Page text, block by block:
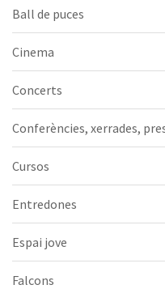
Ball de puces
Cinema
Concerts
Conferències, xerrades,
Cursos
Entredones
Espai jove
Falcons